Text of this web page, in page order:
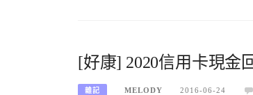
[好康] 2020信用卡現金
雜記 MELODY 2016-06-24